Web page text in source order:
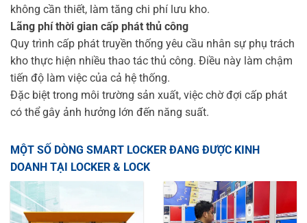
không cần thiết, làm tăng chi phí lưu kho.
Lãng phí thời gian cấp phát thủ công
Quy trình cấp phát truyền thống yêu cầu nhân sự phụ trách
kho thực hiện nhiều thao tác thủ công. Điều này làm chậm
tiến độ làm việc của cả hệ thống.
Đặc biệt trong môi trường sản xuất, việc chờ đợi cấp phát
có thể gây ảnh hưởng lớn đến năng suất.
MỘT SỐ DÒNG SMART LOCKER ĐANG ĐƯỢC KINH
DOANH TẠI LOCKER & LOCK